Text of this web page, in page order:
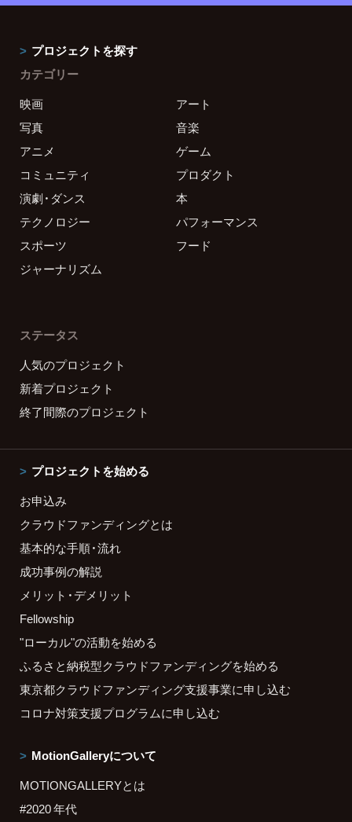
プロジェクトを探す
カテゴリー
映画
アート
写真
音楽
アニメ
ゲーム
コミュニティ
プロダクト
演劇・ダンス
本
テクノロジー
パフォーマンス
スポーツ
フード
ジャーナリズム
ステータス
人気のプロジェクト
新着プロジェクト
終了間際のプロジェクト
プロジェクトを始める
お申込み
クラウドファンディングとは
基本的な手順・流れ
成功事例の解説
メリット・デメリット
Fellowship
"ローカル"の活動を始める
ふるさと納税型クラウドファンディングを始める
東京都クラウドファンディング支援事業に申し込む
コロナ対策支援プログラムに申し込む
MotionGalleryについて
MOTIONGALLERYとは
#2020 年代